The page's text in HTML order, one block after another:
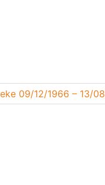
09/12/1966 – 13/